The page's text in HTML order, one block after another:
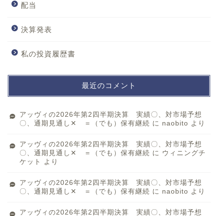
配当
決算発表
私の投資履歴書
最近のコメント
アッヴィの2026年第2四半期決算 実績〇、対市場予想
〇、通期見通し✕ ＝（でも）保有継続 に naobito より
アッヴィの2026年第2四半期決算 実績〇、対市場予想
〇、通期見通し✕ ＝（でも）保有継続 に ウィニングチ
ケット
より
アッヴィの2026年第2四半期決算 実績〇、対市場予想
〇、通期見通し✕ ＝（でも）保有継続 に naobito より
アッヴィの2026年第2四半期決算 実績〇、対市場予想